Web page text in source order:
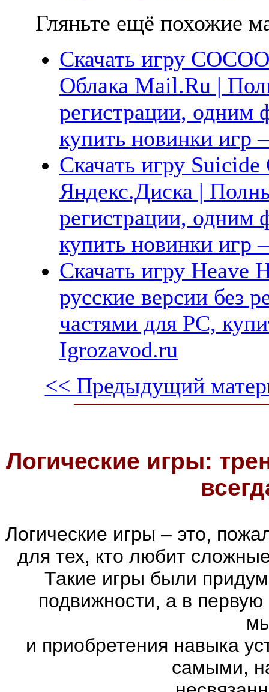
Гляньте ещё похожие
Скачать игру
Облака Mail.Ru |
регистрации, одним
купить новинки
Скачать игру
Яндекс.Диска |
регистрации, одним
купить новинки
Скачать игру Heave
русские версии без
частями для PC,
Igrozavod.ru
<< Предыдущий
Логические игры:
Логические игры – это,
для тех, кто любит
Такие игры были
подвижности, а в первую
и приобретения навыка
самыми,